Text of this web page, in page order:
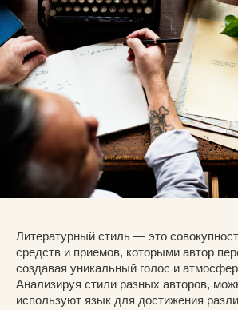
Литературный стиль — это
средств и приемов, которыми автор
создавая уникальный голос и
Анализируя стили разных авторов,
используют язык для достижения